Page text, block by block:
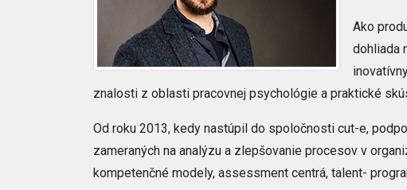
Ako
dohliada
znalosti z oblasti pracovnej psychológie a praktické
Od roku 2013, kedy nastúpil do spoločnosti cut-e,
zameraných na analýzu a zlepšovanie procesov v
kompetenčné modely, assessment centrá, talent-